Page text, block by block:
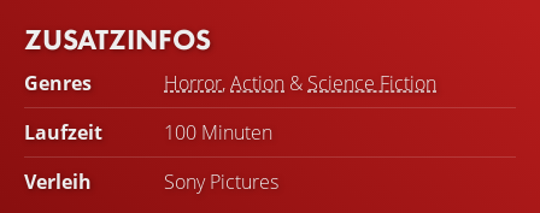
ZUSATZINFOS
Genres Horror,Action & Science Fiction
Laufzeit
100 Minuten
Verleih
Sony Pictures